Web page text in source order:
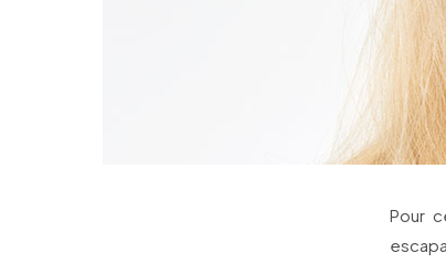
Pour